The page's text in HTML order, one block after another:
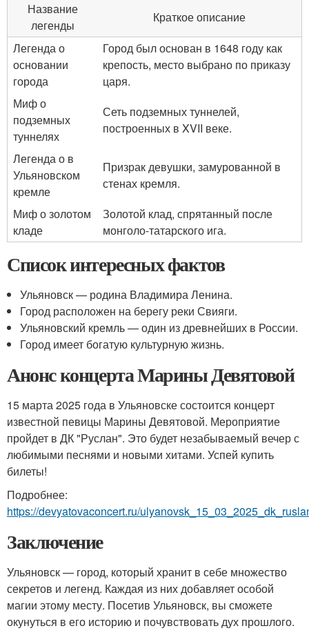
Название
легенды
Краткое описание
Легенда о
основании
города
Город был основан в 1648 году как
крепость, место выбрано по приказу
царя.
Миф о
подземных
туннелях
Сеть подземных туннелей,
построенных в XVII веке.
Легенда о в
Ульяновском
кремле
Призрак девушки, замурованной в
стенах кремля.
Миф о золотом
кладе
Золотой клад, спрятанный после
монголо-татарского ига.
Список интересных фактов
Ульяновск — родина Владимира Ленина.
Город расположен на берегу реки Свияги.
Ульяновский кремль — один из древнейших в России.
Город имеет богатую культурную жизнь.
Анонс концерта Марины Девятовой
15 марта 2025 года в Ульяновске состоится концерт
известной певицы Марины Девятовой. Мероприятие
пройдет в ДК "Руслан". Это будет незабываемый вечер с
любимыми песнями и новыми хитами. Успей купить
билеты!
Подробнее:
https://devyatovaconcert.ru/
Заключение
Ульяновск — город, который хранит в себе множество
секретов и легенд. Каждая из них добавляет особой
магии этому месту. Посетив Ульяновск, вы сможете
окунуться в его историю и почувствовать дух прошлого.